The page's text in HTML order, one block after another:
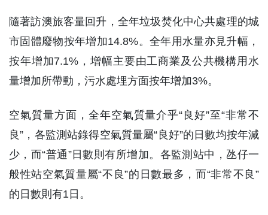
隨著訪澳旅客量回升，全年垃圾焚化中心共處理的城
市固體廢物按年增加14.8%。全年用水量亦見升幅，
按年增加7.1%，增幅主要由工商業及公共機構用水
量增加所帶動，污水處埋方面按年增加3%。
空氣質量方面，全年空氣質量介乎“良好”至“非常不
良”，各監測站錄得空氣質量屬“良好”的日數均按年減
少，而“普通”日數則有所增加。各監測站中，氹仔一
般性站空氣質量屬“不良”的日數最多，而“非常不良”
的日數則有1日。